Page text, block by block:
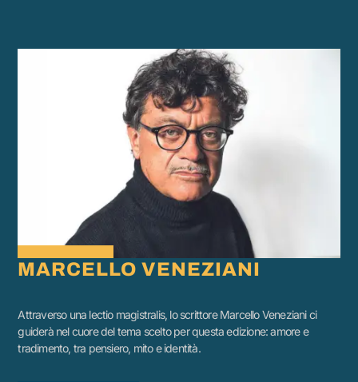
MARCELLO VENEZIANI
Attraverso una lectio magistralis, lo scrittore Marcello Veneziani ci
guiderà nel cuore del tema scelto per questa edizione: amore e
tradimento, tra pensiero, mito e identità.